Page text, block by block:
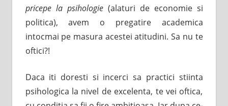
pricepe la psihologie(alaturi de economie si
politica), avem o pregatire academica
intocmai pe masura acestei atitudini. Sa nu te
oftici?!
Daca iti doresti si incerci sa practici stiinta
psihologica la nivel de excelenta, te vei oftica,